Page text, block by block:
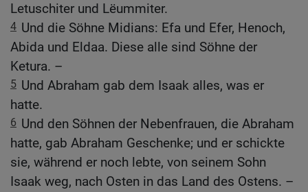
Letuschiter und Lëummiter.
4 Und die Söhne Midians: Efa und Efer, Henoch,
Abida und Eldaa. Diese alle sind Söhne der
Ketura. –
5 Und Abraham gab dem Isaak alles, was er
hatte.
6 Und den Söhnen der Nebenfrauen, die Abraham
hatte, gab Abraham Geschenke; und er schickte
sie, während er noch lebte, von seinem Sohn
Isaak weg, nach Osten in das Land des Ostens. –